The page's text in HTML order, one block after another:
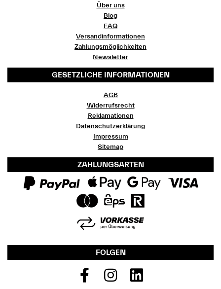
Über uns
Blog
FAQ
Versandinformationen
Zahlungsmöglichkeiten
Newsletter
GESETZLICHE INFORMATIONEN
AGB
Widerrufsrecht
Reklamationen
Datenschutzerklärung
Impressum
Sitemap
ZAHLUNGSARTEN
FOLGEN